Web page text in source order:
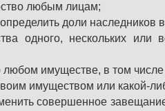
любым лицам;
доли наследников
одного, нескольких или
любом имуществе, в том
имуществом или какой-
совершенное